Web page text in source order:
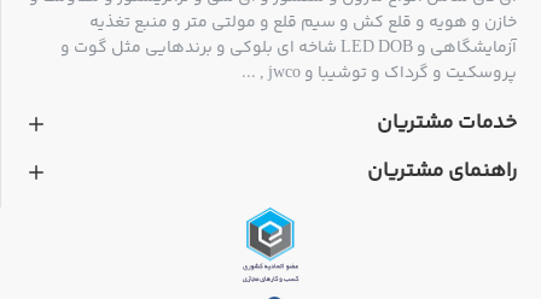
خازن و هویه و قلع کش و سیم قلع و مولتی متر و منبع تغذیه
آزمایشگاهی و LED DOB شاخه ای بلوکی و برندهایی مثل گوت و
پروسکیت و گرداک و توشیبا و jwco , ...
خدمات مشتریان
راهنمای مشتریان